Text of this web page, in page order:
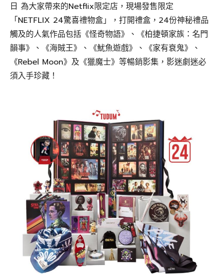
日 為大家帶來的Netflix限定店，現場發售限定
「NETFLIX 24驚喜禮物盒」，打開禮盒，24份神秘禮品
觸及的人氣作品包括《怪奇物語》、《柏捷頓家族：名門
韻事》、《海賊王》、《魷魚遊戲》、《家有衰鬼》、
《Rebel Moon》及《獵魔士》等暢銷影集，影迷劇迷必
須入手珍藏！